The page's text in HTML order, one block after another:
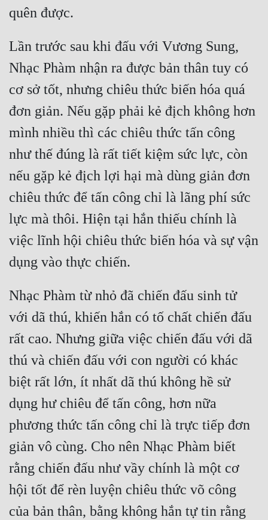
Huyền Nghi
Hài Hước
Hệ Thống
Khoa Huyễn
Khoa Huyễn Không Gian
Kinh Dị
Kiếm Hiệp
Kỳ Huyễn
Kỳ Ảo
Linh Dị
Làm Giàu
Lịch Sử
Mưu Mô
Mạt Thế
Mỹ Thực
Ngôn Tình
Nữ Cường
Nữ Phụ
Phong Thủy - Tâm Linh
quên được.
Lần trước sau khi đấu với Vương Sung,
Nhạc Phàm nhận ra được bản thân tuy có
cơ sở tốt, nhưng chiêu thức biến hóa quá
đơn giản. Nếu gặp phải kẻ địch không hơn
mình nhiều thì các chiêu thức tấn công
như thế đúng là rất tiết kiệm sức lực, còn
nếu gặp kẻ địch lợi hại mà dùng giản đơn
chiêu thức để tấn công chỉ là lãng phí sức
lực mà thôi. Hiện tại hắn thiếu chính là
việc lĩnh hội chiêu thức biến hóa và sự vận
dụng vào thực chiến.
Nhạc Phàm từ nhỏ đã chiến đấu sinh tử
với dã thú, khiến hắn có tố chất chiến đấu
rất cao. Nhưng giữa việc chiến đấu với dã
thú và chiến đấu với con người có khác
biệt rất lớn, ít nhất dã thú không hề sử
dụng hư chiêu để tấn công, hơn nữa
phương thức tấn công chỉ là trực tiếp đơn
giản vô cùng. Cho nên Nhạc Phàm biết
rằng chiến đấu như vầy chính là một cơ
hội tốt để rèn luyện chiêu thức võ công
của bản thân, bằng không hắn tự tin rằng